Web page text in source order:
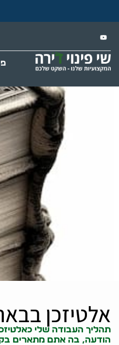
אלטיזכן
תהליך העבודה שלי
הודעה, בה אתם מתארים